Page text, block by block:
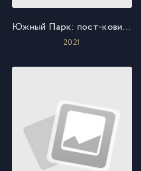
Южный Парк: пост-ковидный: возвращение ковида
2021